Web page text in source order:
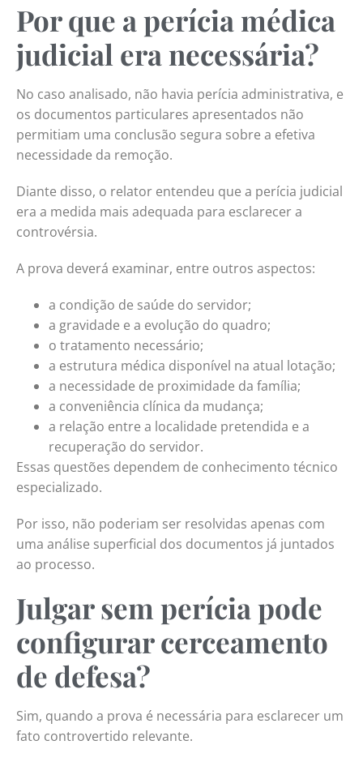
Por que a perícia médica
judicial era necessária?
No caso analisado, não havia perícia administrativa, e
os documentos particulares apresentados não
permitiam uma conclusão segura sobre a efetiva
necessidade da remoção.
Diante disso, o relator entendeu que a perícia judicial
era a medida mais adequada para esclarecer a
controvérsia.
A prova deverá examinar, entre outros aspectos:
a condição de saúde do servidor;
a gravidade e a evolução do quadro;
o tratamento necessário;
a estrutura médica disponível na atual lotação;
a necessidade de proximidade da família;
a conveniência clínica da mudança;
a relação entre a localidade pretendida e a
recuperação do servidor.
Essas questões dependem de conhecimento técnico
especializado.
Por isso, não poderiam ser resolvidas apenas com
uma análise superficial dos documentos já juntados
ao processo.
Julgar sem perícia pode
configurar cerceamento
de defesa?
Sim, quando a prova é necessária para esclarecer um
fato controvertido relevante.